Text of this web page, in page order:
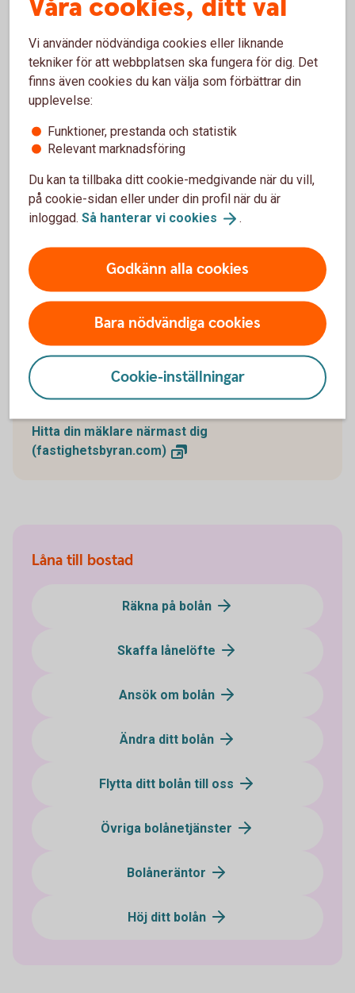
Låna till handpenningen
Handpenningslånet finns för dig som med kort
bostad.
Handpenningslån
Behöver du hjälp av en mäklare?
Ta hjälp av Fastighetsbyrån
Hos Fastighetsbyrån får du hjälp att sälja din bostad,
från värdering tills att bostaden är såld.
Hitta din mäklare närmast dig
(fastighetsbyran.com)
Låna till bostad
Räkna på bolån
Skaffa lånelöfte
Ansök om bolån
Ändra ditt bolån
Flytta ditt bolån till oss
Övriga bolånetjänster
Bolåneräntor
Höj ditt bolån
Våra cookies, ditt val
Vi använder nödvändiga cookies eller liknande
tekniker för att webbplatsen ska fungera för dig. Det
finns även cookies du kan välja som förbättrar din
upplevelse:
Funktioner, prestanda och statistik
Relevant marknadsföring
Du kan ta tillbaka ditt cookie-medgivande när du vill,
på cookie-sidan eller under din profil när du är
inloggad. Så hanterar vi cookies .
Godkänn alla cookies
Bara nödvändiga cookies
Cookie-inställningar